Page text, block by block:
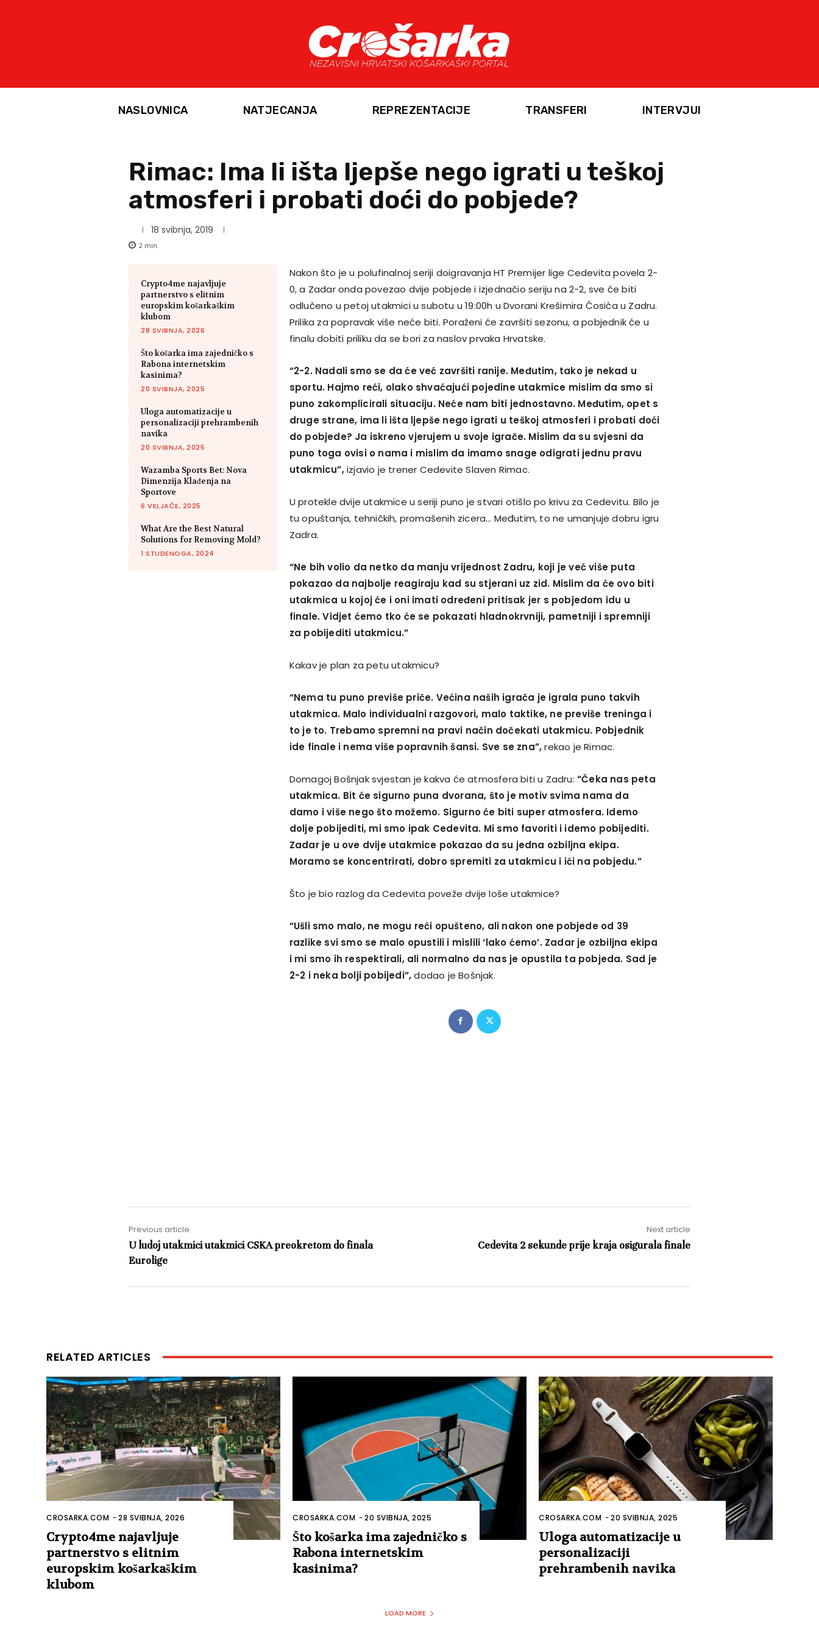
NASLOVNICA NATJECANJA REPREZENTACIJE TRANSFERI INTERVJUI
Rimac: Ima li išta ljepše nego igrati u teškoj
atmosferi i probati doći do pobjede?
18 svibnja, 2019
2 min.
Crypto4me najavljuje
partnerstvo s elitnim
europskim košarkaškim
klubom
28 SVIBNJA, 2026
Što košarka ima zajedničko s
Rabona internetskim
kasinima?
20 SVIBNJA, 2025
Uloga automatizacije u
personalizaciji prehrambenih
navika
20 SVIBNJA, 2025
Wazamba Sports Bet: Nova
Dimenzija Klađenja na
Sportove
6 VELJAČE, 2025
What Are the Best Natural
Solutions for Removing Mold?
1 STUDENOGA, 2024
Nakon što je u polufinalnoj seriji doigravanja HT Premijer lige Cedevita povela 2-
0, a Zadar onda povezao dvije pobjede i izjednačio seriju na 2-2, sve će biti
odlučeno u petoj utakmici u subotu u 19:00h u Dvorani Krešimira Ćosića u Zadru.
Prilika za popravak više neće biti. Poraženi će završiti sezonu, a pobjednik će u
finalu dobiti priliku da se bori za naslov prvaka Hrvatske.
“2-2. Nadali smo se da će već završiti ranije. Međutim, tako je nekad u
sportu. Hajmo reći, olako shvaćajući pojedine utakmice mislim da smo si
puno zakomplicirali situaciju. Neće nam biti jednostavno. Međutim, opet s
druge strane, ima li išta ljepše nego igrati u teškoj atmosferi i probati doći
do pobjede? Ja iskreno vjerujem u svoje igrače. Mislim da su svjesni da
puno toga ovisi o nama i mislim da imamo snage odigrati jednu pravu
utakmicu”,izjavio je trener Cedevite Slaven Rimac.
U protekle dvije utakmice u seriji puno je stvari otišlo po krivu za Cedevitu. Bilo je
tu opuštanja, tehničkih, promašenih zicera… Međutim, to ne umanjuje dobru igru
Zadra.
“Ne bih volio da netko da manju vrijednost Zadru, koji je već više puta
pokazao da najbolje reagiraju kad su stjerani uz zid. Mislim da će ovo biti
utakmica u kojoj će i oni imati određeni pritisak jer s pobjedom idu u
finale. Vidjet ćemo tko će se pokazati hladnokrvniji, pametniji i spremniji
za pobijediti utakmicu.”
Kakav je plan za petu utakmicu?
“Nema tu puno previše priče. Većina naših igrača je igrala puno takvih
utakmica. Malo individualni razgovori, malo taktike, ne previše treninga i
to je to. Trebamo spremni na pravi način dočekati utakmicu. Pobjednik
ide finale i nema više popravnih šansi. Sve se zna”,rekao je Rimac.
Domagoj Bošnjak svjestan je kakva će atmosfera biti u Zadru: “Čeka nas peta
utakmica. Bit će sigurno puna dvorana, što je motiv svima nama da
damo i više nego što možemo. Sigurno će biti super atmosfera. Idemo
dolje pobijediti, mi smo ipak Cedevita. Mi smo favoriti i idemo pobijediti.
Zadar je u ove dvije utakmice pokazao da su jedna ozbiljna ekipa.
Moramo se koncentrirati, dobro spremiti za utakmicu i ići na pobjedu.”
Što je bio razlog da Cedevita poveže dvije loše utakmice?
“Ušli smo malo, ne mogu reći opušteno, ali nakon one pobjede od 39
razlike svi smo se malo opustili i mislili ‘lako ćemo’. Zadar je ozbiljna ekipa
i mi smo ih respektirali, ali normalno da nas je opustila ta pobjeda. Sad je
2-2 i neka bolji pobijedi”,dodao je Bošnjak.
Previous article
U ludoj utakmici utakmici CSKA preokretom do finala
Eurolige
Next article
Cedevita 2 sekunde prije kraja osigurala finale
RELATED ARTICLES
CROSARKA.COM -28 SVIBNJA, 2026
Crypto4me najavljuje
partnerstvo s elitnim
europskim košarkaškim
klubom
CROSARKA.COM -20 SVIBNJA, 2025
Što košarka ima zajedničko s
Rabona internetskim
kasinima?
CROSARKA.COM -20 SVIBNJA, 2025
Uloga automatizacije u
personalizaciji
prehrambenih navika
LOAD MORE